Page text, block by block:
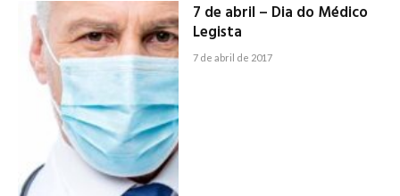
7 de abril – Dia do Médico
Legista
7 de abril de 2017